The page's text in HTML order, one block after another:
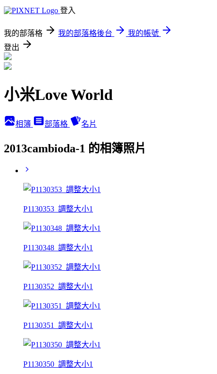
登入
我的部落格 我的部落格後台
我的帳號
登出
小米Love World
相簿 部落格 名片
2013cambioda-1 的相簿照片
P1130353_調整大小1
P1130348_調整大小1
P1130352_調整大小1
P1130351_調整大小1
P1130350_調整大小1